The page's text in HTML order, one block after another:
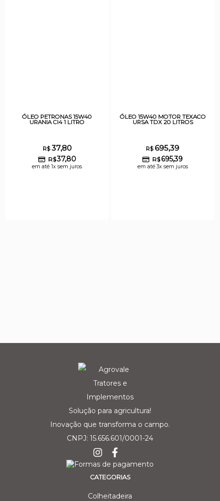
ÓLEO PETRONAS 15W40
URANIA CI4 1 LITRO
R$37,80
R$37,80
em até 1x sem juros
ÓLEO 15W40 MOTOR TEXACO
URSA TDX 20 LITROS
R$695,39
R$695,39
em até 3x sem juros
Solução para agricultura!
Inovação que transforma o campo.
CNPJ: 15.656.601/0001-24
CATEGORIAS
Colheitadeira